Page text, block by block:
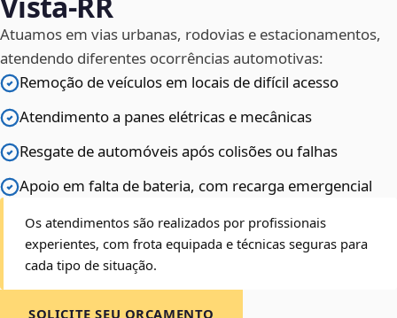
Atuamos em vias urbanas, rodovias e estacionamentos,
atendendo diferentes ocorrências automotivas:
Remoção de veículos em locais de difícil acesso
Atendimento a panes elétricas e mecânicas
Resgate de automóveis após colisões ou falhas
Apoio em falta de bateria, com recarga emergencial
Os atendimentos são realizados por profissionais
experientes, com frota equipada e técnicas seguras para
cada tipo de situação.
SOLICITE SEU ORÇAMENTO